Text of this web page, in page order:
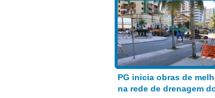
PG inicia obras de
na rede de drenagem